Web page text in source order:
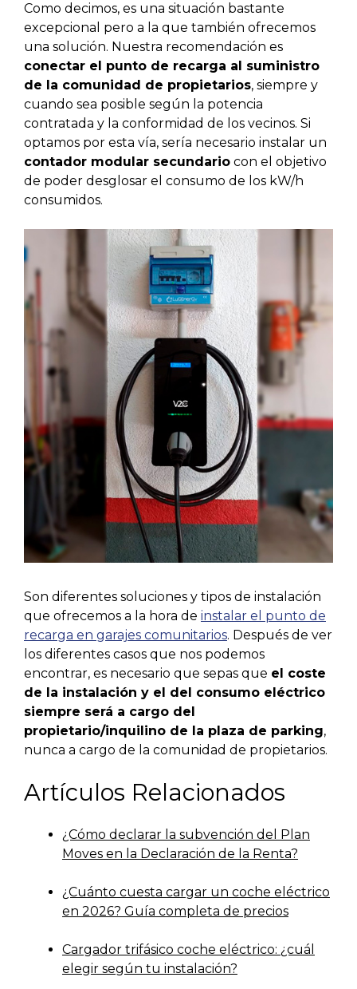
Como decimos, es una situación bastante
excepcional pero a la que también ofrecemos
una solución. Nuestra recomendación es
conectar el punto de recarga al suministro
de la comunidad de propietarios, siempre y
cuando sea posible según la potencia
contratada y la conformidad de los vecinos. Si
optamos por esta vía, sería necesario instalar un
contador modular secundario con el objetivo
de poder desglosar el consumo de los kW/h
consumidos.
Son diferentes soluciones y tipos de instalación
que ofrecemos a la hora de instalar el punto de
recarga en garajes comunitarios. Después de ver
los diferentes casos que nos podemos
encontrar, es necesario que sepas que el coste
de la instalación y el del consumo eléctrico
siempre será a cargo del
propietario/inquilino de la plaza de parking,
nunca a cargo de la comunidad de propietarios.
Artículos Relacionados
¿Cómo declarar la subvención del Plan
Moves en la Declaración de la Renta?
¿Cuánto cuesta cargar un coche eléctrico
en 2026? Guía completa de precios
Cargador trifásico coche eléctrico: ¿cuál
elegir según tu instalación?